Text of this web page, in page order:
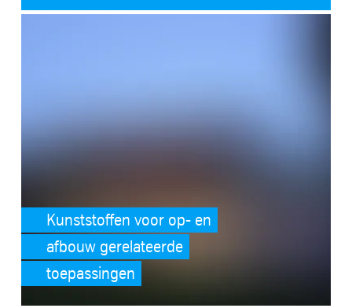
Kunststoffen voor op- en
afbouw gerelateerde
toepassingen